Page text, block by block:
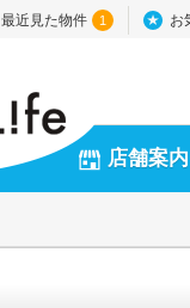
最近見た物件 1 お
店舗案内